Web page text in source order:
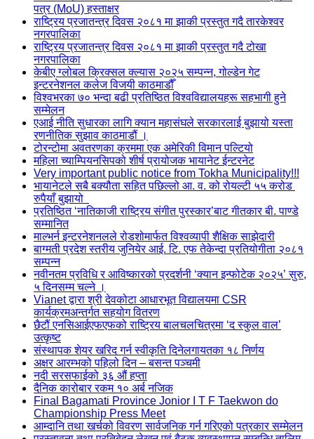
पत्र (MoU) हस्ताक्षर
राष्ट्रिय प्रजातन्त्र दिवस २०८१ मा झाकी प्रस्तुत गदै तारकेश्वर
नगरपालिका
राष्ट्रिय प्रजातन्त्र दिवस २०८१ मा झाकी प्रस्तुत गदै टोखा
नगरपालिका
केबीए ग्लोबल क्रिक्सल क्ल्यास २०२५ सम्पन्न, गोल्डेन गेट
इन्टरनेशनल कलेज विजयी काठमाडौँ
विश्वभरका ७० भन्दा बढी प्रतिष्ठित विश्वविद्यालयहरू सहभागी हुने
सम्मेलन
एआई नीति सुधारका लागि क्यान महासंघले सरकारलाई बुझायो यस्ता
रणनीतिक सुझाव काठमाडौं ।
टोरन्टोमा अवतरणका क्रममा एक अमेरिकी विमान पल्टियो
महिला च्याम्पियनसिपको शीर्ष प्रायोजक भायानेट ईन्टरनेट
Very important public notice from Tokha Municipality!!!
भायानेटले सबै बक्यौता सहित पछिल्लो आ. व. को रोयल्टी ५५ करोड
रुपैयाँ बुझायो
प्रतिष्ठित ‘नातिकाजी राष्ट्रिय संगीत पुरस्कार’बाट गीतकार बी. पाण्डे
सम्मानित
माल्भर्न इन्टरनेशनलले रोडशोमार्फत विश्वव्यापी शैक्षिक साझेदारी
बाग्मती प्रदेश स्तरीय जुनियेर आई. टि. एफ तेकेन्दा प्रतियोगीता २०८१
सम्पन्न
नवीनतम प्रविधि र आविष्कारको प्रदर्शनी ‘क्यान इन्फोटेक २०२५’ सुरु,
५ दिनसम्म चल्ने ।
Vianet द्वारा श्री देवकोटा आधारभूत विद्यालयमा CSR
कार्यक्रमअन्तर्गत सहयोग वितरण
छैटौं एनसिआईएफएफको राष्ट्रिय बालचलचित्रमा ‘द स्कुल वाल’
उत्कृष्ट
संस्थापक शेयर खरिद गर्न स्वीकृति दिनेलगायतका १८ निर्णय
अक्षर आरम्भको पहिलो दिन – बसन्त पञ्चमी
नदी सरसफाईको ३६ औं हप्ता
दैनिक कारोबार रकम १० अर्ब नजिक
Final Bagamati Province Jonior I T F Taekwon do
Championship Press Meet
आम्दानि तथा खर्चको विवरण सार्वजनिक गर्न गरिएको पत्रकार सम्मेलन